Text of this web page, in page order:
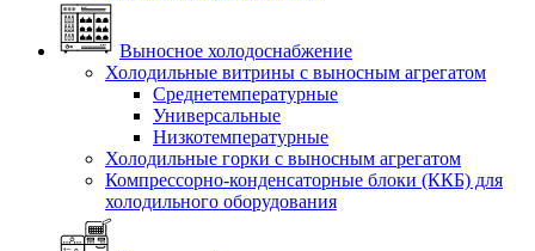
Выносное холодоснабжение
Холодильные витрины с выносным агрегатом
Среднетемпературные
Универсальные
Низкотемпературные
Холодильные горки с выносным агрегатом
Компрессорно-конденсаторные блоки (ККБ) для
холодильного оборудования